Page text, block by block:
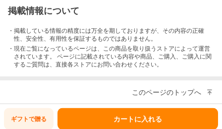
掲載情報について
・掲載している情報の精度には万全を期しておりますが、その内容の正確
性、安全性、有用性を保証するものではありません。
・現在ご覧になっているページは、この商品を取り扱うストアによって運営
されています。 ページに記載されている内容や商品、ご購入 、ご購入に関
するご質問は、直接各ストアにお問い合わせください。
このページのトップへ
ギフトで贈る カートに入れる